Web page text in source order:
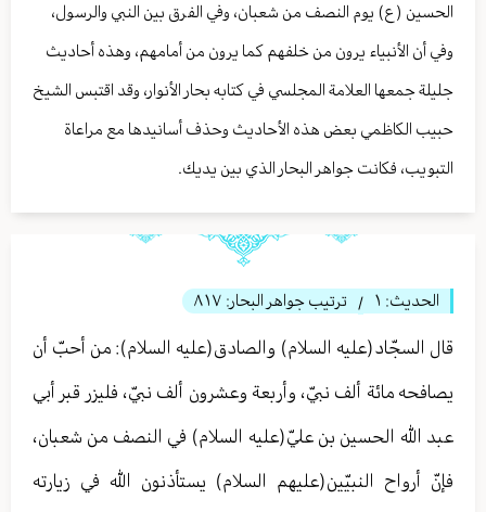
الحسين (ع) يوم النصف من شعبان، وفي الفرق بين النبي والرسول،
وفي أن الأنبياء يرون من خلفهم كما يرون من أمامهم، وهذه أحاديث
جليلة جمعها العلامة المجلسي في كتابه بحار الأنوار، وقد اقتبس الشيخ
حبيب الكاظمي بعض هذه الأحاديث وحذف أسانيدها مع مراعاة
التبويب، فكانت جواهر البحار الذي بين يديك.
الحديث: ١ / ترتيب جواهر البحار: ٨١٧
قال السجّاد(عليه السلام) والصادق(عليه السلام): من أحبّ أن
يصافحه مائة ألف نبيّ، وأربعة وعشرون ألف نبيّ، فليزر قبر أبي
عبد الله الحسين بن عليّ(عليه السلام) في النصف من شعبان،
فإنّ أرواح النبيّين(عليهم السلام) يستأذنون الله في زيارته